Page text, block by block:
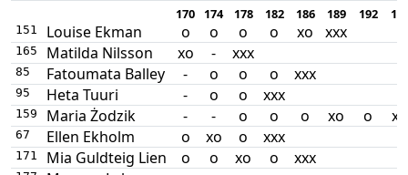
170 174 178 182 186 189 192
151 Louise Ekman o o o o xo xxx
165 Matilda Nilsson xo - xxx
85 Fatoumata Balley - o o o xxx
95 Heta Tuuri - o o xxx
159 Maria Żodzik - - o o o xo o xo
67 Ellen Ekholm o xo o xxx
171 Mia Guldteig Lien o o xo o xxx